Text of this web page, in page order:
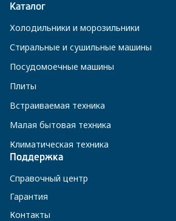
Каталог
Холодильники и морозильники
Стиральные и сушильные машины
Посудомоечные машины
Плиты
Встраиваемая техника
Малая бытовая техника
Климатическая техника
Поддержка
Справочный центр
Гарантия
Контакты